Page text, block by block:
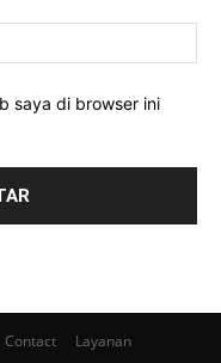
saya di browser ini
Contact Layanan